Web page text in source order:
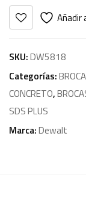
Añadir
SKU:DW5818
Categorías:
CONCRETO,
SDS PLUS
Marca:Dewalt